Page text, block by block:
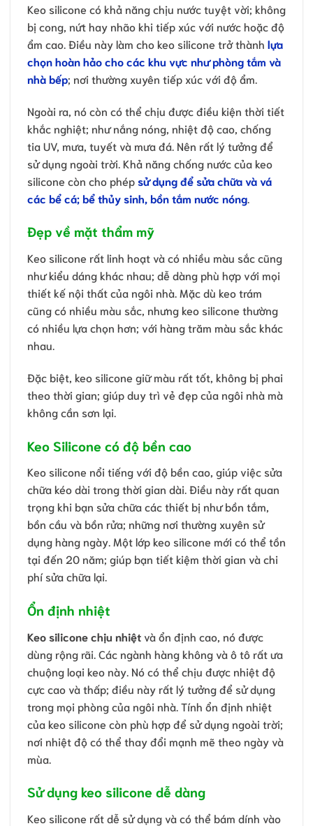
Keo silicone có khả năng chịu nước tuyệt vời; không
bị cong, nứt hay nhão khi tiếp xúc với nước hoặc độ
ẩm cao. Điều này làm cho keo silicone trở thành lựa
chọn hoàn hảo cho các khu vực như phòng tắm và
nhà bếp; nơi thường xuyên tiếp xúc với độ ẩm.
Ngoài ra, nó còn có thể chịu được điều kiện thời tiết
khắc nghiệt; như nắng nóng, nhiệt độ cao, chống
tia UV, mưa, tuyết và mưa đá. Nên rất lý tưởng để
sử dụng ngoài trời. Khả năng chống nước của keo
silicone còn cho phép sử dụng để sửa chữa và vá
các bể cá; bể thủy sinh, bồn tắm nước nóng
Đẹp về mặt thẩm mỹ
Keo silicone rất linh hoạt và có nhiều màu sắc cũng
như kiểu dáng khác nhau; dễ dàng phù hợp với mọi
thiết kế nội thất của ngôi nhà. Mặc dù keo trám
cũng có nhiều màu sắc, nhưng keo silicone thường
có nhiều lựa chọn hơn; với hàng trăm màu sắc khác
nhau.
Đặc biệt, keo silicone giữ màu rất tốt, không bị phai
theo thời gian; giúp duy trì vẻ đẹp của ngôi nhà mà
không cần sơn lại.
Keo Silicone có độ bền cao
Keo silicone nổi tiếng với độ bền cao, giúp việc sửa
chữa kéo dài trong thời gian dài. Điều này rất quan
trọng khi bạn sửa chữa các thiết bị như bồn tắm,
bồn cầu và bồn rửa; những nơi thường xuyên sử
dụng hàng ngày. Một lớp keo silicone mới có thể tồn
tại đến 20 năm; giúp bạn tiết kiệm thời gian và chi
phí sửa chữa lại.
Ổn định nhiệt
Keo silicone chịu nhiệtvà ổn định cao, nó được
dùng rộng rãi. Các ngành hàng không và ô tô rất ưa
chuộng loại keo này. Nó có thể chịu được nhiệt độ
cực cao và thấp; điều này rất lý tưởng để sử dụng
trong mọi phòng của ngôi nhà. Tính ổn định nhiệt
của keo silicone còn phù hợp để sử dụng ngoài trời;
nơi nhiệt độ có thể thay đổi mạnh mẽ theo ngày và
mùa.
Sử dụng keo silicone dễ dàng
Keo silicone rất dễ sử dụng và có thể bám dính vào